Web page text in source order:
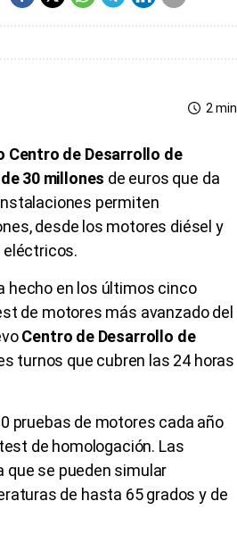
2 min
Centro de Desarrollo de
30 millones de euros que da
permiten
desde los motores diésel y
eléctricos.
hecho en los últimos cinco
de motores más avanzado del
Centro de Desarrollo de
turnos que cubren las 24 horas
pruebas de motores cada año
de homologación. Las
se pueden simular
de hasta 65 grados y de